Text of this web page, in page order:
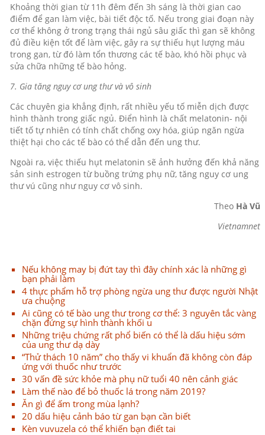
Khoảng thời gian từ 11h đêm đến 3h sáng là thời gian cao
điểm để gan làm việc, bài tiết độc tố. Nếu trong giai đoạn này
cơ thể không ở trong trạng thái ngủ sâu giấc thì gan sẽ không
đủ điều kiện tốt để làm việc, gây ra sự thiếu hụt lượng máu
trong gan, từ đó làm tổn thương các tế bào, khó hồi phục và
sửa chữa những tế bào hỏng.
7. Gia tăng nguy cơ ung thư và vô sinh
Các chuyên gia khẳng định, rất nhiều yếu tố miễn dịch được
hình thành trong giấc ngủ. Điển hình là chất melatonin- nội
tiết tố tự nhiên có tính chất chống oxy hóa, giúp ngăn ngừa
thiệt hại cho các tế bào có thể dẫn đến ung thư.
Ngoài ra, việc thiếu hụt melatonin sẽ ảnh hưởng đến khả năng
sản sinh estrogen từ buồng trứng phụ nữ, tăng nguy cơ ung
thư vú cũng như nguy cơ vô sinh.
Theo Hà Vũ
Vietnamnet
Nếu không may bị đứt tay thì đây chính xác là những gì
bạn phải làm
4 thực phẩm hỗ trợ phòng ngừa ung thư được người Nhật
ưa chuộng
Ai cũng có tế bào ung thư trong cơ thể: 3 nguyên tắc vàng
chặn đứng sự hình thành khối u
Những triệu chứng rất phổ biến có thể là dấu hiệu sớm
của ung thư dạ dày
“Thử thách 10 năm” cho thấy vi khuẩn đã không còn đáp
ứng với thuốc như trước
30 vấn đề sức khỏe mà phụ nữ tuổi 40 nên cảnh giác
Làm thế nào để bỏ thuốc lá trong năm 2019?
Ăn gì để ấm trong mùa lạnh?
20 dấu hiệu cảnh báo từ gan bạn cần biết
Kèn vuvuzela có thể khiến bạn điết tai